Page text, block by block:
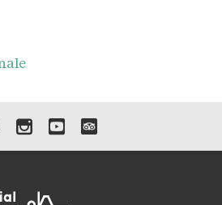
vers nos canaux de